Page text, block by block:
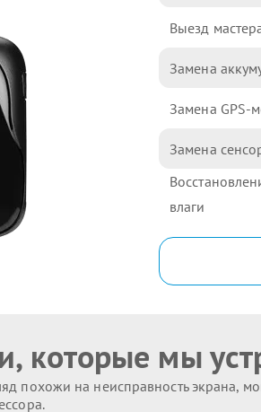
Выезд
Замена
Замена GPS-
Замена
влаги
которые мы
похожи на неисправность экрана,